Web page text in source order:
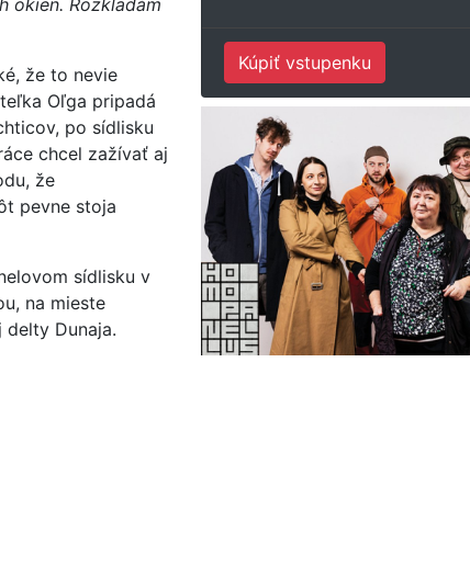
okien. Rozkladám
že to nevie
Oľga pripadá
po sídlisku
chcel zažívať aj
že
pevne stoja
sídlisku v
na mieste
Dunaja.
Kúpiť vstupenku